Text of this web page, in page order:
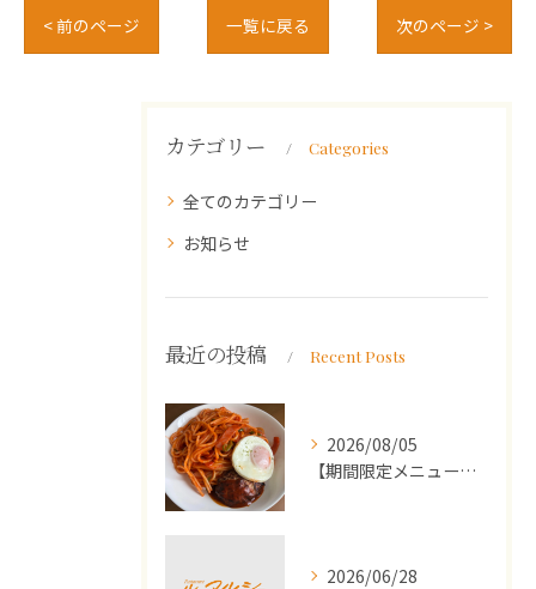
< 前のページ 一覧に戻る 次のページ >
カテゴリー Categories
全てのカテゴリー
お知らせ
最近の投稿 Recent Posts
2026/08/05
【期間限定メニュー】洋食屋さんのナポリタンとミニハンバーグ
2026/06/28